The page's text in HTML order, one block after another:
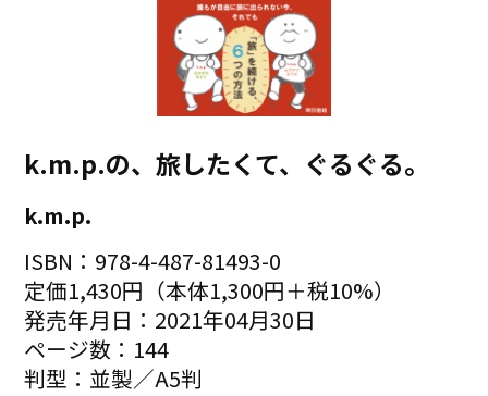
k.m.p.の、旅したくて、ぐるぐる。
k.m.p.
ISBN：978-4-487-81493-0
定価1,430円（本体1,300円＋税10%）
発売年月日：2021年04月30日
ページ数：144
判型：並製／A5判